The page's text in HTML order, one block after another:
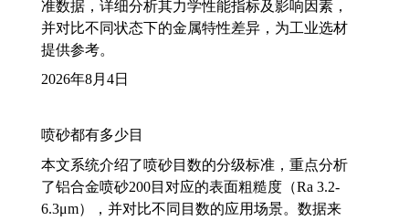
准数据，详细分析其力学性能指标及影响因素，
并对比不同状态下的金属特性差异，为工业选材
提供参考。
2026年8月4日
喷砂都有多少目
本文系统介绍了喷砂目数的分级标准，重点分析
了铝合金喷砂200目对应的表面粗糙度（Ra 3.2-
6.3μm），并对比不同目数的应用场景。数据来